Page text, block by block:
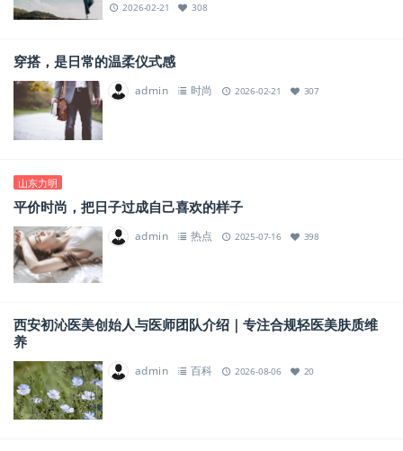
2026-02-21 308
穿搭，是日常的温柔仪式感
admin 时尚 2026-02-21 307
山东力明
平价时尚，把日子过成自己喜欢的样子
admin 热点 2025-07-16 398
西安初沁医美创始人与医师团队介绍｜专注合规轻医美肤质维
养
admin 百科 2026-08-06 20